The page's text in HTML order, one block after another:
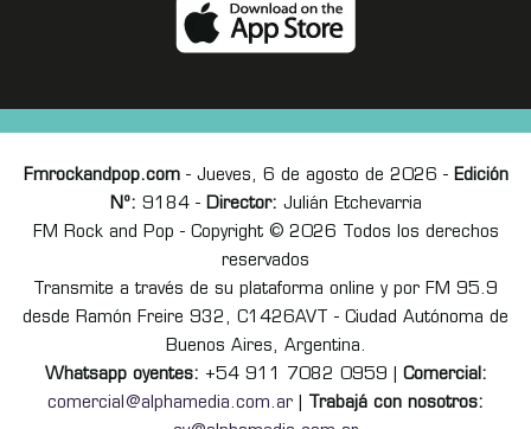
Fmrockandpop.com- Jueves, 6 de agosto de 2026 - Edición
Nº: 9184 - Director: Julián Etchevarria
FM Rock and Pop - Copyright © 2026 Todos los derechos
reservados
Transmite a través de su plataforma online y por FM 95.9
desde Ramón Freire 932, C1426AVT - Ciudad Autónoma de
Buenos Aires, Argentina.
Whatsapp oyentes: +54 911 7082 0959 | Comercial:
comercial@alphamedia.com.ar
Trabajá con nosotros: